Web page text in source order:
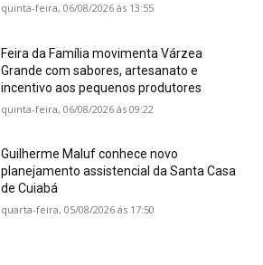
quinta-feira, 06/08/2026 ás 13:55
Feira da Família movimenta Várzea
Grande com sabores, artesanato e
incentivo aos pequenos produtores
quinta-feira, 06/08/2026 ás 09:22
Guilherme Maluf conhece novo
planejamento assistencial da Santa Casa
de Cuiabá
quarta-feira, 05/08/2026 ás 17:50